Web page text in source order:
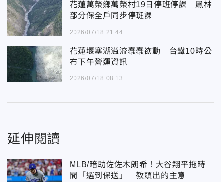
花蓮萬榮鄉萬榮村19日停班停課 鳳林
部分保全戶同步停班課
2026/07/18 21:44
花蓮堰塞湖溢流蠢蠢欲動 台鐵10時公
布下午營運資訊
2026/07/18 08:13
延伸閱讀
MLB/暗助佐佐木朗希！大谷翔平拖時
間「選到保送」 教頭出的主意